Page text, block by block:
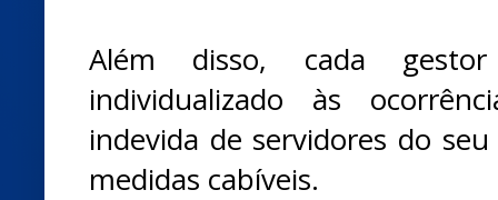
Além disso, cada
individualizado às
indevida de servidores do
medidas cabíveis.